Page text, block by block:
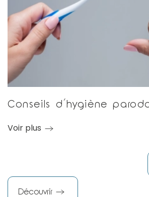
Conseils d’hygiène
Voir plus
Découvrir